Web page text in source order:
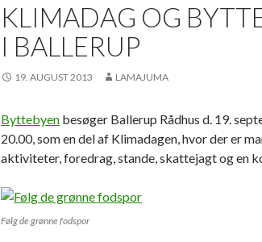
KLIMADAG OG
I BALLERUP
19. AUGUST 2013 LAMAJUMA
Byttebyen besøger Ballerup Rådhus d. 19.
20.00, som en del af Klimadagen, hvor der er
aktiviteter, foredrag, stande, skattejagt og en
Følg de grønne fodspor